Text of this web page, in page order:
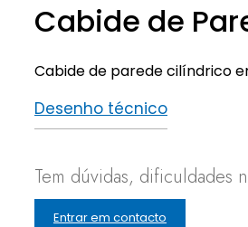
Cabide de
Cabide de parede cilíndrico
Desenho técnico
Tem dúvidas, dificuldades
Entrar em contacto